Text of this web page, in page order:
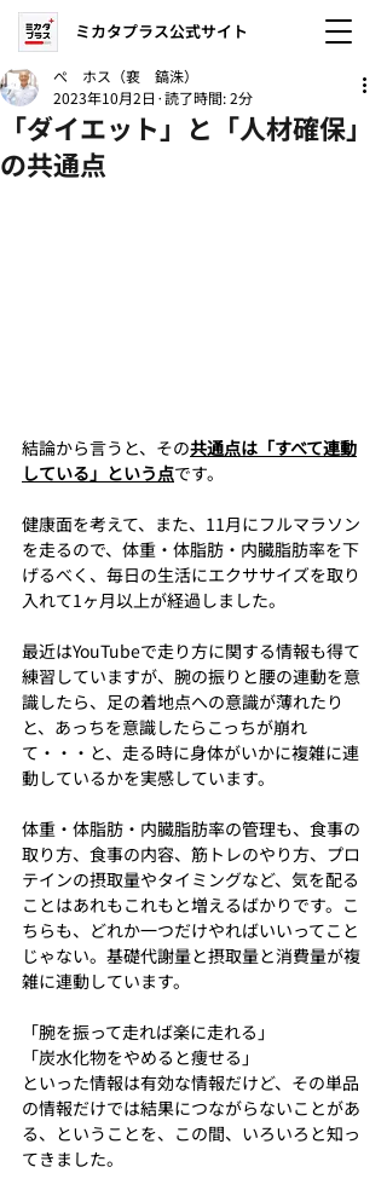
ミカタプラス公式サイト
「ダイエット」と「人材確保」
の共通点
ぺ ホス（裵 鎬洙）
2023年10月2日 読了時間: 2分
結論から言うと、その共通点は「すべて連動
している」という点です。
健康面を考えて、また、11月にフルマラソン
を走るので、体重・体脂肪・内臓脂肪率を下
げるべく、毎日の生活にエクササイズを取り
入れて1ヶ月以上が経過しました。
最近はYouTubeで走り方に関する情報も得て
練習していますが、腕の振りと腰の連動を意
識したら、足の着地点への意識が薄れたり
と、あっちを意識したらこっちが崩れ
て・・・と、走る時に身体がいかに複雑に連
動しているかを実感しています。
体重・体脂肪・内臓脂肪率の管理も、食事の
取り方、食事の内容、筋トレのやり方、プロ
テインの摂取量やタイミングなど、気を配る
ことはあれもこれもと増えるばかりです。こ
ちらも、どれか一つだけやればいいってこと
じゃない。基礎代謝量と摂取量と消費量が複
雑に連動しています。
「腕を振って走れば楽に走れる」
「炭水化物をやめると痩せる」
といった情報は有効な情報だけど、その単品
の情報だけでは結果につながらないことがあ
る、ということを、この間、いろいろと知っ
てきました。